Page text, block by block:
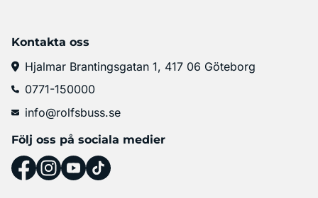
Kontakta oss
Hjalmar Brantingsgatan 1, 417 06 Göteborg
0771-150000
info@rolfsbuss.se
Följ oss på sociala medier